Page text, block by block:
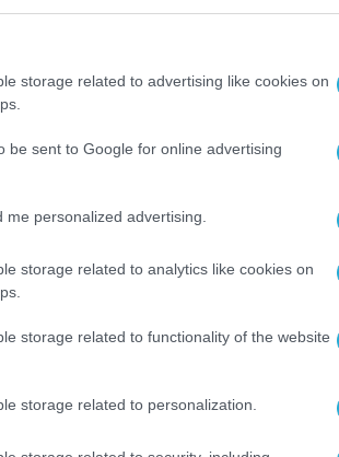
storage related to advertising like cookies on
be sent to Google for online advertising
personalized advertising.
storage related to analytics like cookies on
storage related to functionality of the website
storage related to personalization.
κατά 36% και ενώ οι
και ένα τρίμηνο, λόγω
documents and strategic
President Putin and Chinese
Xi.
military tech, education